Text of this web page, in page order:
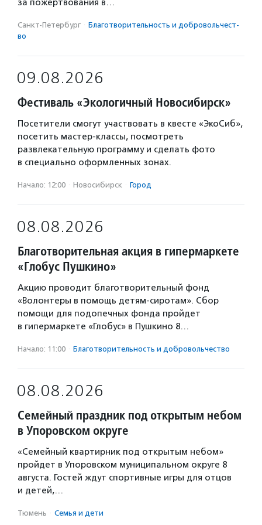
за пожертвования в…
Санкт-Петербург · Благотвори­тель­ность и доброволь­чест­
во
09.08.2026
Фестиваль «Экологичный Новосибирск»
Посетители смогут участвовать в квесте «ЭкоСиб»,
посетить мастер-классы, посмотреть
развлекательную программу и сделать фото
в специально оформленных зонах.
Начало: 12:00 · Новосибирск · Город
08.08.2026
Благотворительная акция в гипермаркете
«Глобус Пушкино»
Акцию проводит благотворительный фонд
«Волонтеры в помощь детям-сиротам». Сбор
помощи для подопечных фонда пройдет
в гипермаркете «Глобус» в Пушкино 8…
Начало: 11:00 · Благотвори­тель­ность и доброволь­чест­во
08.08.2026
Семейный праздник под открытым небом
в Упоровском округе
«Семейный квартирник под открытым небом»
пройдет в Упоровском муниципальном округе 8
августа. Гостей ждут спортивные игры для отцов
и детей,…
Тюмень · Семья и дети